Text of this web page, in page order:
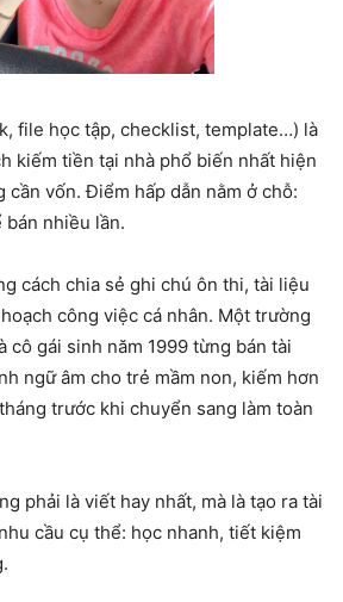
file học tập, checklist, template…) là
kiếm tiền tại nhà phổ biến nhất hiện
cần vốn. Điểm hấp dẫn nằm ở chỗ:
bán nhiều lần.
cách chia sẻ ghi chú ôn thi, tài liệu
công việc cá nhân. Một trường
cô gái sinh năm 1999 từng bán tài
ngữ âm cho trẻ mầm non, kiếm hơn
trước khi chuyển sang làm toàn
phải là viết hay nhất, mà là tạo ra tài
cầu cụ thể: học nhanh, tiết kiệm